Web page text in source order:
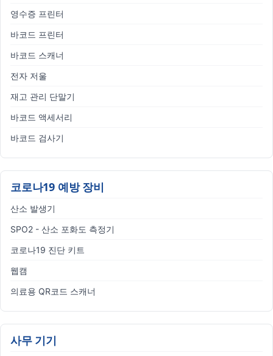
영수증 프린터
바코드 프린터
바코드 스캐너
전자 저울
재고 관리 단말기
바코드 액세서리
바코드 검사기
코로나19 예방 장비
산소 발생기
SPO2 - 산소 포화도 측정기
코로나19 진단 키트
웹캠
의료용 QR코드 스캐너
사무 기기